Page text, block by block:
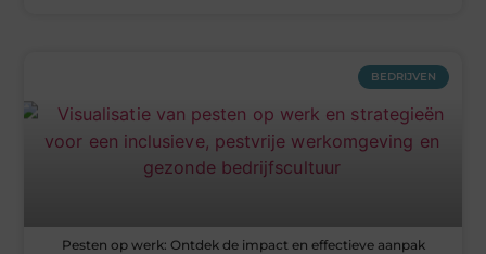
BEDRIJVEN
Pesten op werk: Ontdek de impact en effectieve aanpak